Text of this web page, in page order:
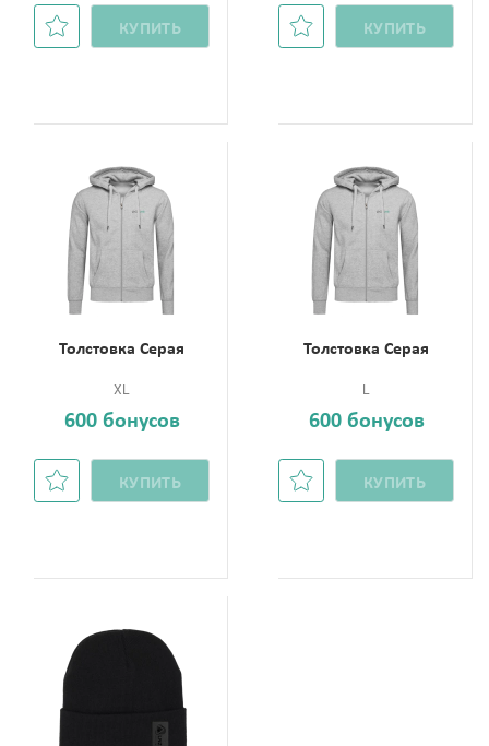
КУПИТЬ КУПИТЬ
Толстовка Серая
XL
600 бонусов
КУПИТЬ
Толстовка Серая
L
600 бонусов
КУПИТЬ